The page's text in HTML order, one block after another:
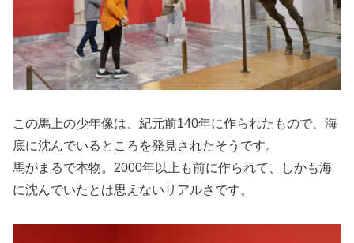
この馬上の少年像は、紀元前140年に作られたもので、海
底に沈んでいるところを発見されたそうです。
馬がまるで本物。2000年以上も前に作られて、しかも海
に沈んでいたとは思えないリアルさです。